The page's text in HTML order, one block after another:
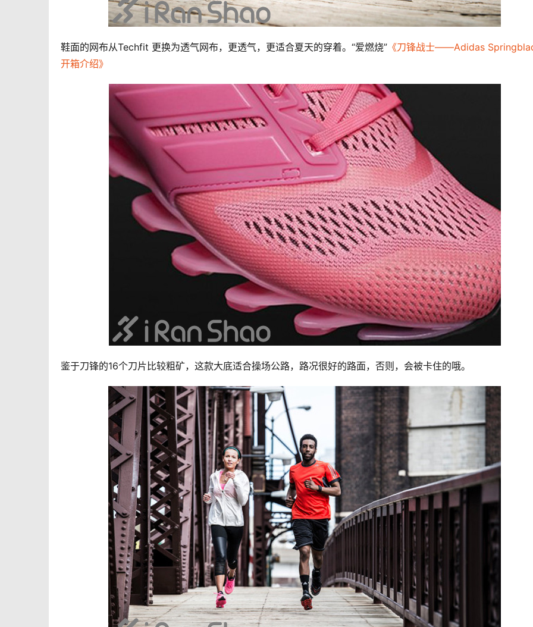
鞋面的网布从Techfit 更换为透气网布，更透气，更适合夏天的穿着。“爱燃烧” 《刀锋战士——Adidas
开箱介绍》
鉴于刀锋的16个刀片比较粗矿，这款大底适合操场公路，路况很好的路面，否则，会被卡住的哦。